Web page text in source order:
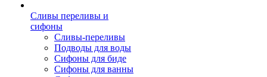
Сливы переливы и
сифоны
Сливы-переливы
Подводы для воды
Сифоны для биде
Сифоны для ванны